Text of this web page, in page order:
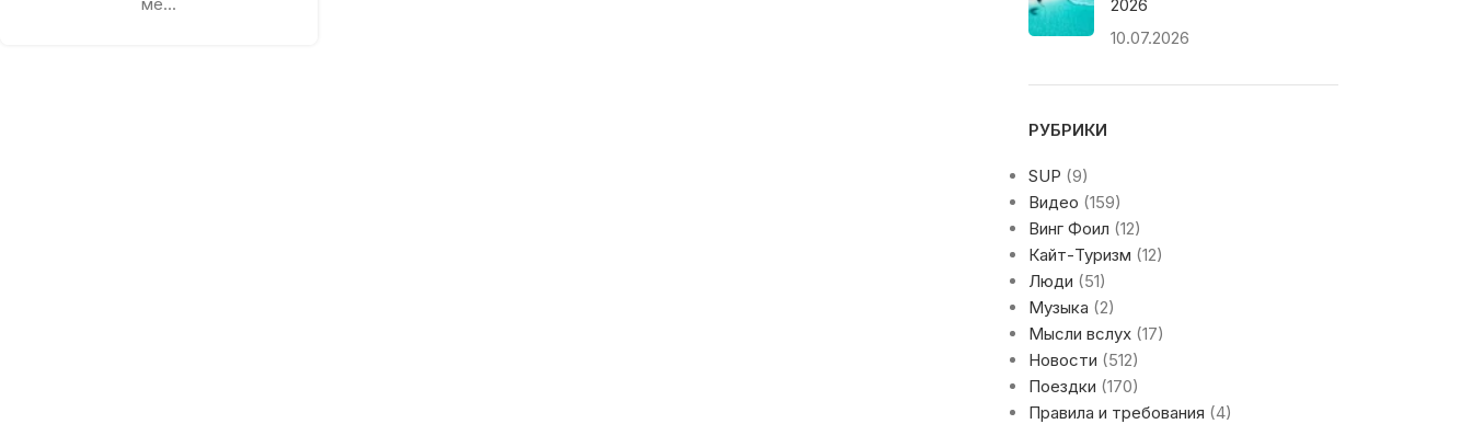
2026
10.07.2026
РУБРИКИ
SUP (9)
Видео (159)
Винг Фоил (12)
Кайт-Туризм (12)
Люди (51)
Музыка (2)
Мысли вслух(17)
Новости (512)
Поездки (170)
Правила и требования (4)